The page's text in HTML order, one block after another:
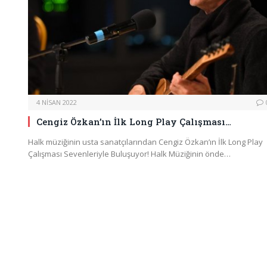
4 NISAN 2022
Cengiz Özkan’ın İlk Long Play Çalışması…
Halk müziğinin usta sanatçılarından Cengiz Özkan’ın İlk Long Play
Çalışması Sevenleriyle Buluşuyor! Halk Müziğinin önde…